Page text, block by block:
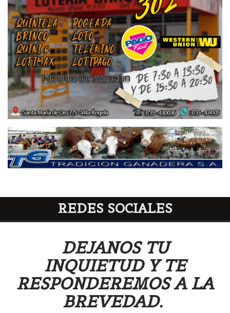
REDES SOCIALES
DEJANOS TU
INQUIETUD Y TE
RESPONDEREMOS A LA
BREVEDAD.